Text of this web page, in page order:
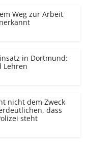
Weg zur Arbeit
in Dortmund:
Lehren
nicht dem Zweck
dass
steht